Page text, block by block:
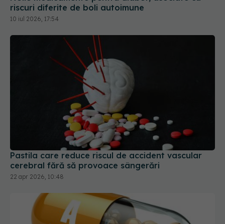
Pastila care reduce riscul de accident vascular
cerebral fără să provoace sângerări